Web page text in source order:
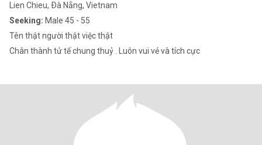
Lien Chieu, Ðà Nẵng, Vietnam
Seeking: Male 45 - 55
Tên thật người thật việc thật
Chân thành tử tế chung thuỷ . Luôn vui vẻ và tích cực